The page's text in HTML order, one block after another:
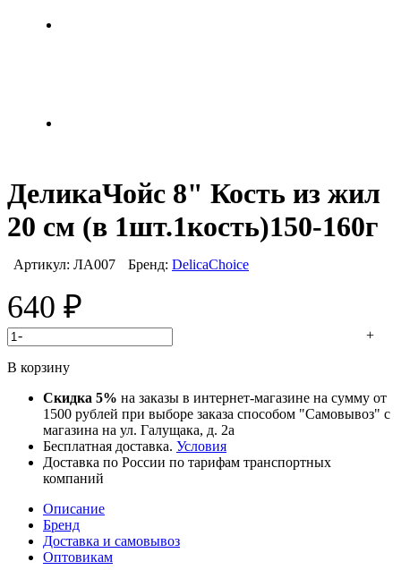
ДеликаЧойс 8" Кость из жил
20 см (в 1шт.1кость)150-160г
Артикул: ЛА007 Бренд: DelicaChoice
640 ₽
- +
В корзину
Скидка 5% на заказы в интернет-магазине на сумму от
1500 рублей при выборе заказа способом "Самовывоз" с
магазина на ул. Галущака, д. 2а
Бесплатная доставка. Условия
Доставка по России по тарифам транспортных
компаний
Описание
Бренд
Доставка и самовывоз
Оптовикам